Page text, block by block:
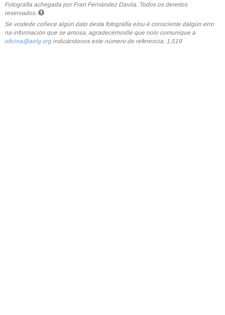
Fotografía achegada por Fran Fernández Davila. Todos os dereitos
reservados.
Se vostede coñece algún dato desta fotografía e/ou é consciente dalgún erro
na información que se amosa, agradecémoslle que nolo comunique a
oficina@aelg.orgindicándonos este número de referencia: 1,519